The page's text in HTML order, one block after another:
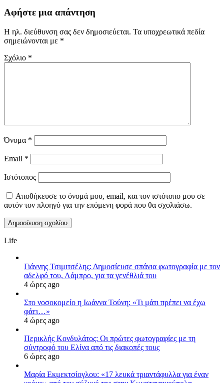
Αφήστε μια απάντηση
Η ηλ. διεύθυνση σας δεν δημοσιεύεται. Τα υποχρεωτικά πεδία
σημειώνονται με *
Σχόλιο *
Όνομα *
Email *
Ιστότοπος
Αποθήκευσε το όνομά μου, email, και τον ιστότοπο μου σε
αυτόν τον πλοηγό για την επόμενη φορά που θα σχολιάσω.
Life
Γιάννης Τσιμιτσέλης: Δημοσίευσε σπάνια φωτογραφία με τον
αδελφό του, Λάμπρο, για τα γενέθλιά του
4 ώρες ago
Στο νοσοκομείο η Ιωάννα Τούνη: «Τι μάτι πρέπει να έχω
φάει…»
4 ώρες ago
Περικλής Κονδυλάτος: Οι πρώτες φωτογραφίες με τη
σύντροφό του Ελίνα από τις διακοπές τους
6 ώρες ago
Μαρία Εκμεκτσίογλου: «17 λευκά τριαντάφυλλα για έναν